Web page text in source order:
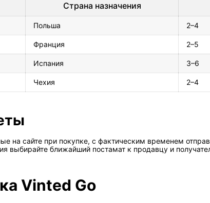
Страна назначения
Польша 2–4
Франция 2–5
Испания 3–6
Чехия 2–4
на сайте при покупке, с фактическим временем
выбирайте ближайший постамат к продавцу и
Vinted Go